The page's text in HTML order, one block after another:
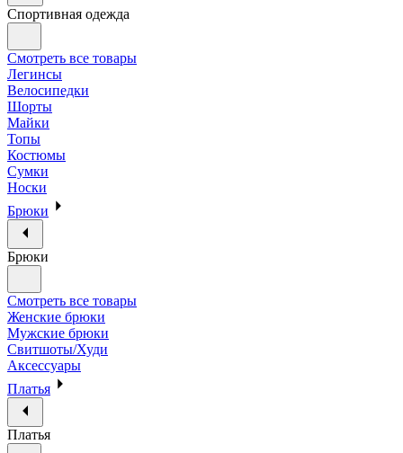
Спортивная одежда
Смотреть все товары
Легинсы
Велосипедки
Шорты
Майки
Топы
Костюмы
Сумки
Носки
Брюки
Брюки
Смотреть все товары
Женские брюки
Мужские брюки
Свитшоты/Худи
Аксессуары
Платья
Платья